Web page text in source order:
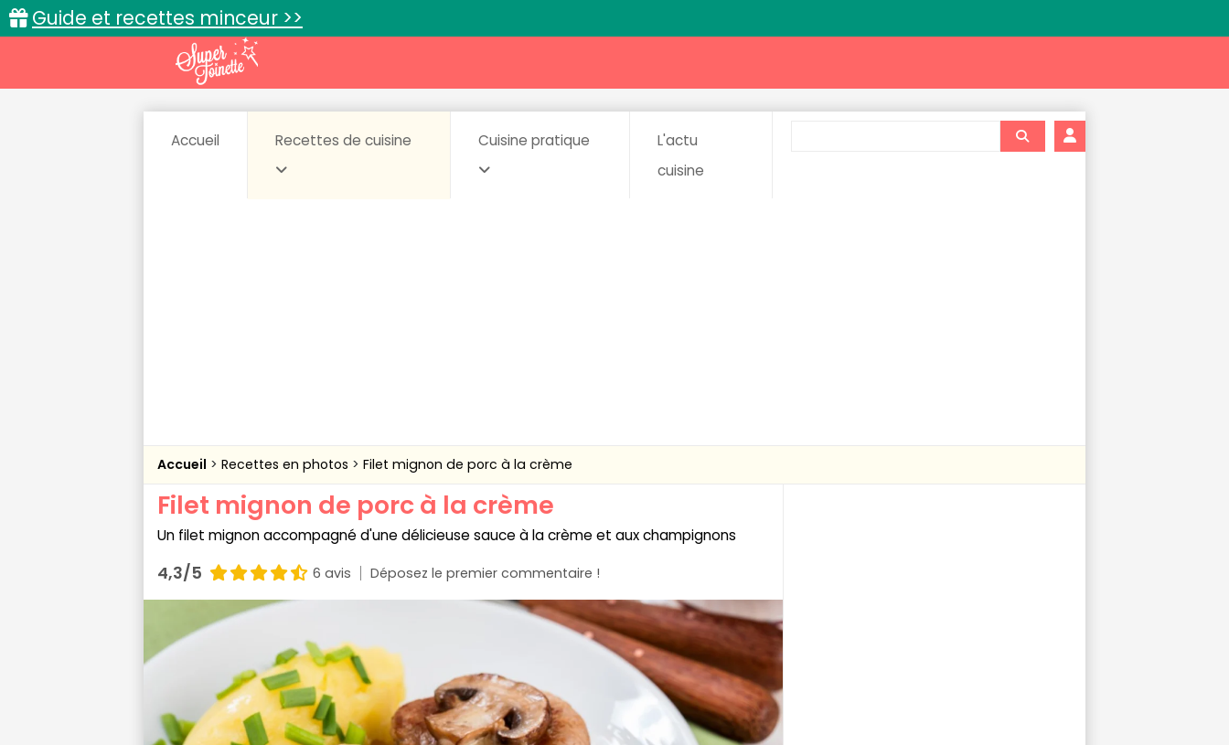
Guide et recettes minceur >>
Accueil Recettes de cuisine Cuisine pratique
L'actu
cuisine
Accueil Recettes en photos Filet mignon de porc à la crème
Filet mignon de porc à la crème
Un filet mignon accompagné d'une délicieuse sauce à la crème et aux champignons
4,3/5 6 avis Déposez le premier commentaire !